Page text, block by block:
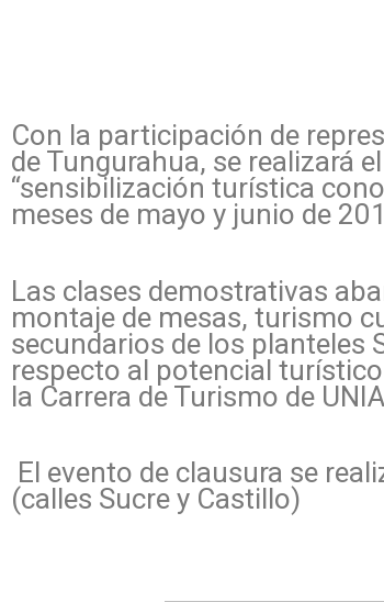
Con la participación de
de Tungurahua, se realizará
“sensibilización turística
meses de mayo y junio de
Las clases demostrativas
montaje de mesas, turismo
secundarios de los planteles
respecto al potencial
la Carrera de Turismo de
El evento de clausura se
(calles Sucre y Castillo)